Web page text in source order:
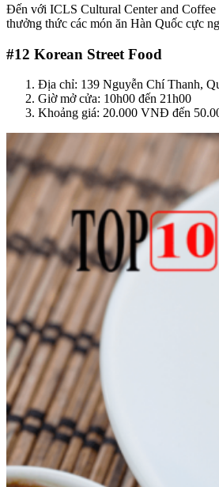
Đến với ICLS Cultural Center and Coffee
thưởng thức các món ăn Hàn Quốc cực
#12 Korean Street Food
Địa chỉ: 139 Nguyễn Chí Thanh,
Giờ mở cửa: 10h00 đến 21h00
Khoảng giá: 20.000 VNĐ đến